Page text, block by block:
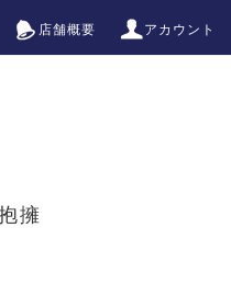
店舗概要 アカウント
擁